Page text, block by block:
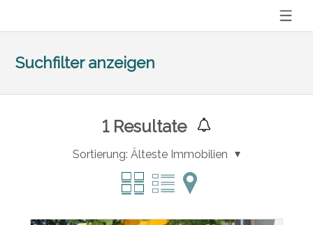
Suchfilter anzeigen
1Resultate
Sortierung: Älteste Immobilien